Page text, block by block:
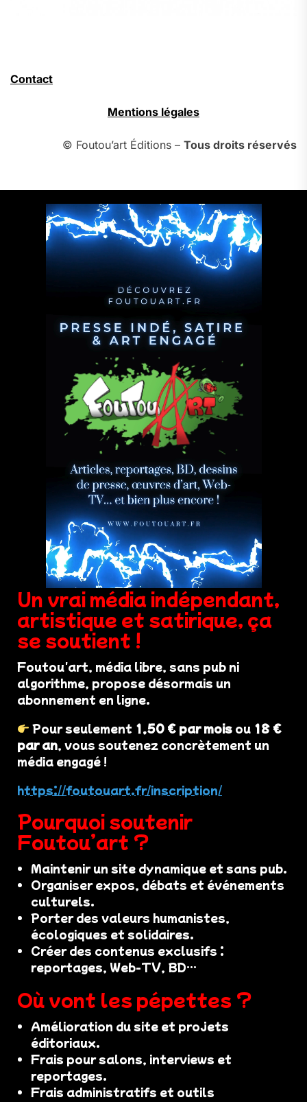
Contact
Mentions légales
© Foutou’art Éditions – Tous droits réservés
Un vrai média indépendant,
artistique et satirique, ça
se soutient !
Foutou'art, média libre, sans pub ni
algorithme, propose désormais un
abonnement en ligne.
Pour seulement 1,50 € par mois ou 18 €
par an, vous soutenez concrètement un
média engagé !
https://foutouart.fr/inscription/
Pourquoi soutenir
Foutou’art ?
Maintenir un site dynamique et sans pub.
Organiser expos, débats et événements
culturels.
Porter des valeurs humanistes,
écologiques et solidaires.
Créer des contenus exclusifs :
reportages, Web-TV, BD…
Où vont les pépettes ?
Amélioration du site et projets
éditoriaux.
Frais pour salons, interviews et
reportages.
Frais administratifs et outils